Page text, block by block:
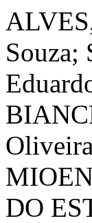
Souza;
DO